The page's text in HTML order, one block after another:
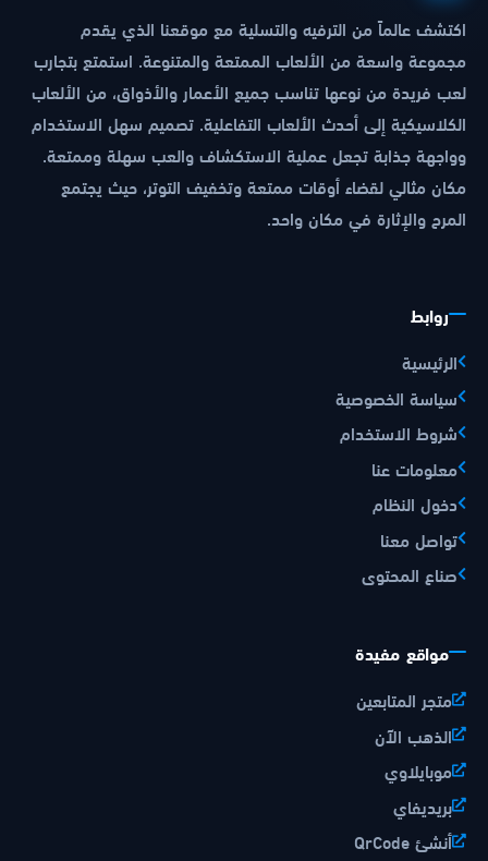
اكتشف عالماً من الترفيه والتسلية مع موقعنا الذي يقدم
مجموعة واسعة من الألعاب الممتعة والمتنوعة. استمتع بتجارب
لعب فريدة من نوعها تناسب جميع الأعمار والأذواق، من الألعاب
الكلاسيكية إلى أحدث الألعاب التفاعلية. تصميم سهل الاستخدام
وواجهة جذابة تجعل عملية الاستكشاف والعب سهلة وممتعة.
مكان مثالي لقضاء أوقات ممتعة وتخفيف التوتر، حيث يجتمع
المرح والإثارة في مكان واحد.
روابط
الرئيسية
سياسة الخصوصية
شروط الاستخدام
معلومات عنا
دخول النظام
تواصل معنا
صناع المحتوى
مواقع مفيدة
متجر المتابعين
الذهب الآن
موبايلاوي
بريديفاي
أنشئ QrCode